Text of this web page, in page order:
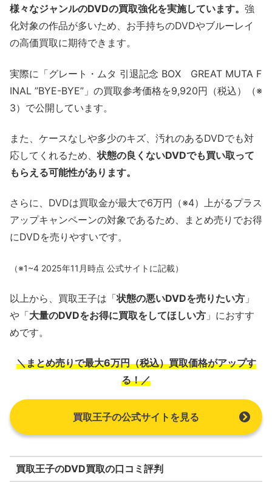
様々なジャンルのDVDの買取強化を実施しています。 強
化対象の作品が多いため、お手持ちのDVDやブルーレイ
の高価買取に期待できます。
実際に「グレート・ムタ 引退記念 BOX GREAT MUTA F
INAL ”BYE-BYE”」の買取参考価格を9,920円（税込）（※
3）で公開しています。
また、ケースなしや多少のキズ、汚れのあるDVDでも対
応してくれるため、状態の良くないDVDでも買い取って
もらえる可能性があります。
さらに、DVDは買取金が最大で6万円（※4）上がるプラス
アップキャンペーンの対象であるため、まとめ売りでお得
にDVDを売りやすいです。
（※1~4 2025年11月時点 公式サイトに記載）
以上から、買取王子は「状態の悪いDVDを売りたい方 」
や「大量のDVDをお得に買取をしてほしい方 」におすす
めです。
＼まとめ売りで最大6万円（税込）買取価格がアップす
る！／
買取王子の公式サイトを見る
買取王子のDVD買取の口コミ評判